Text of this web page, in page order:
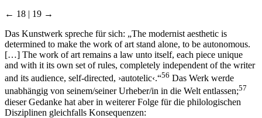
← 18 | 19 →
Das Kunstwerk spreche für sich: „The modernist aesthetic is
determined to make the work of art stand alone, to be autonomous.
[…] The work of art remains a law unto itself, each piece unique
and with it its own set of rules, completely independent of the writer
and its audience, self-directed, ›autotelic‹.“56 Das Werk werde
unabhängig von seinem/seiner Urheber/in in die Welt entlassen;57
dieser Gedanke hat aber in weiterer Folge für die philologischen
Disziplinen gleichfalls Konsequenzen: